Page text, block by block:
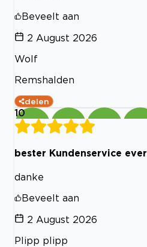
Beveelt aan
2 August 2026
Wolf
Remshalden
delen
10
bester Kundenservice ever
danke
Beveelt aan
2 August 2026
Plipp plipp